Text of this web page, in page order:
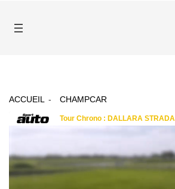
ACCUEIL CHAMPCAR